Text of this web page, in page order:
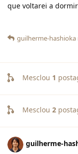
que voltarei a
guilherme-hashioka
Mesclou 1
Mesclou 2
guilherme-